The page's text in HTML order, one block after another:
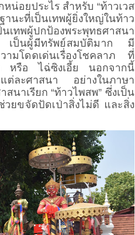
น่อยประไร สำหรับ “ท้าวเวส
นะที่เป็นเทพผู้ยิ่งใหญ่ในท้าว
เทพผู้ปกป้องพระพุทธศาสนา
เป็นผู้มีทรัพย์สมบัติมาก มี
มโดดเด่นเรื่องโชคลาภ ที่
ภ หรือ ไฉ่ซิงเอี้ย นอกจากนี้
แต่ละศาสนา อย่างในภาษา
นาเรียก “ท้าวไพสพ” ซึ่งเป็น
วยขจัดปัดเป่าสิ่งไม่ดี และสิ่ง